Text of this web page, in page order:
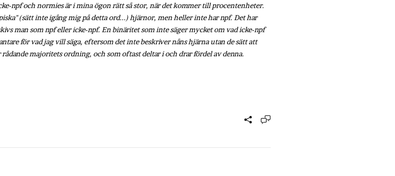
npf och normies är i mina ögon rätt så stor, när det kommer till procentenheter.
(sätt inte igång mig på detta ord...) hjärnor, men heller inte har npf. Det har
man som npf eller icke-npf. En binäritet som inte säger mycket om vad icke-npf
för vad jag vill säga, eftersom det inte beskriver nåns hjärna utan de sätt att
majoritets ordning, och som oftast deltar i och drar fördel av denna.